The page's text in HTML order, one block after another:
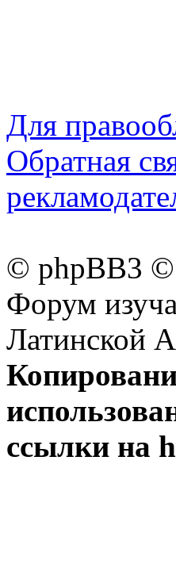
Для
Обратная
© phpBB3 ©
Форум
Латинской
ссылки на